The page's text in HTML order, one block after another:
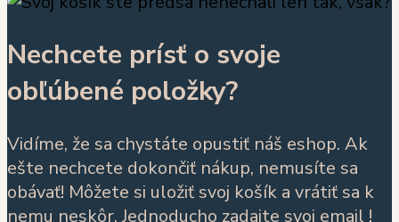
Nechcete prísť o svoje
obľúbené položky?
Vidíme, že sa chystáte opustiť náš eshop. Ak
ešte nechcete dokončiť nákup, nemusíte sa
obávať! Môžete si uložiť svoj košík a vrátiť sa k
nemu neskôr. Jednoducho zadajte svoj email !